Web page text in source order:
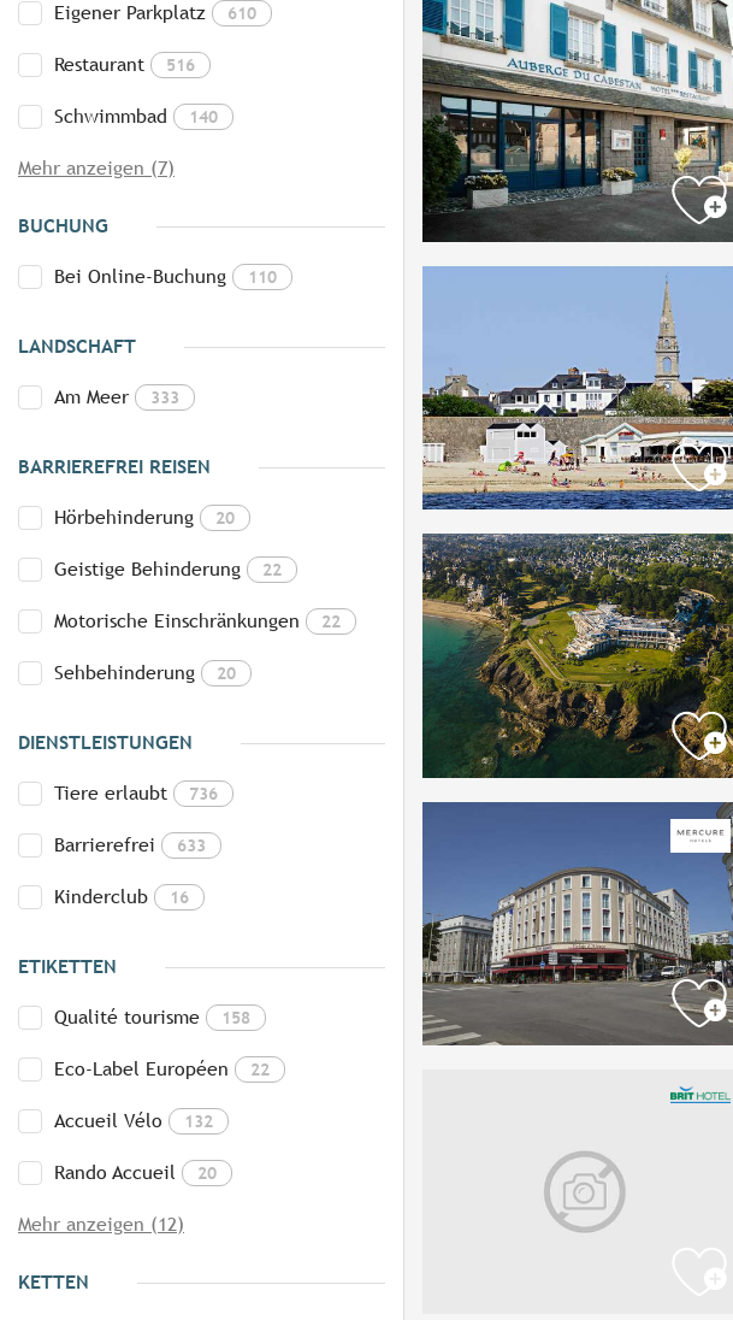
Eigener Parkplatz 610
Restaurant 516
Schwimmbad 140
Mehr anzeigen (7)
BUCHUNG
Bei Online-Buchung 110
LANDSCHAFT
Am Meer 333
BARRIEREFREI REISEN
Hörbehinderung 20
Geistige Behinderung 22
Motorische Einschränkungen 22
Sehbehinderung 20
DIENSTLEISTUNGEN
Tiere erlaubt 736
Barrierefrei 633
Kinderclub 16
ETIKETTEN
Qualité tourisme 158
Eco-Label Européen 22
Accueil Vélo 132
Rando Accueil 20
Mehr anzeigen (12)
KETTEN